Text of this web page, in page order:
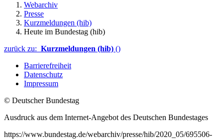
Webarchiv
Presse
Kurzmeldungen (hib)
Heute im Bundestag (hib)
zurück zu: Kurzmeldungen (hib) ()
Barrierefreiheit
Datenschutz
Impressum
© Deutscher Bundestag
Ausdruck aus dem Internet-Angebot des Deutschen Bundestages
https://www.bundestag.de/webarchiv/presse/hib/2020_05/695506-